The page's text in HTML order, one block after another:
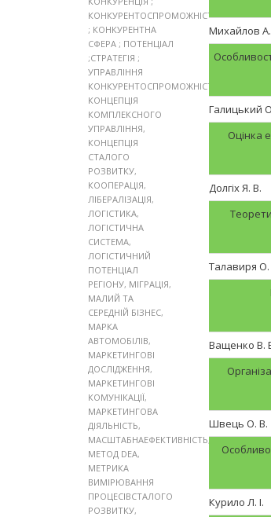
КОНКУРЕНТОСПРОМОЖНІСТЬ
; КОНКУРЕНТНА
СФЕРА ; ПОТЕНЦІАЛ
;СТРАТЕГІЯ ;
УПРАВЛІННЯ
КОНКУРЕНТОСПРОМОЖНІСТЮ
КОНЦЕПЦІЯ
КОМПЛЕКСНОГО
УПРАВЛІННЯ,
КОНЦЕПЦІЯ
СТАЛОГО
РОЗВИТКУ,
КООПЕРАЦІЯ,
ЛІБЕРАЛІЗАЦІЯ,
ЛОГІСТИКА,
ЛОГІСТИЧНА
СИСТЕМА,
ЛОГІСТИЧНИЙ
ПОТЕНЦІАЛ
РЕГІОНУ, МІГРАЦІЯ,
МАЛИЙ ТА
СЕРЕДНІЙ БІЗНЕС,
МАРКА
АВТОМОБІЛІВ,
МАРКЕТИНГОВІ
ДОСЛІДЖЕННЯ,
МАРКЕТИНГОВІ
КОМУНІКАЦІЇ,
МАРКЕТИНГОВА
ДІЯЛЬНІСТЬ,
МАСШТАБНАЕФЕКТИВНІСТЬ,
МЕТОД DEA,
МЕТРИКА
ВИМІРЮВАННЯ
ПРОЦЕСІВСТАЛОГО
РОЗВИТКУ,
Михайлов
Галицький
Оцінка
Долгіх Я. В.
Талавиря
Ващенко В.
Швець О. В.
Курило Л. І.